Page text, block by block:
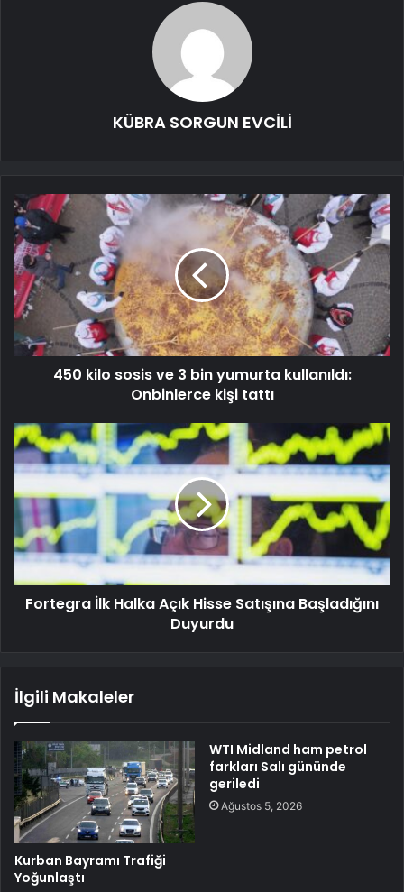
KÜBRA SORGUN EVCİLİ
450 kilo sosis ve 3 bin yumurta kullanıldı:
Onbinlerce kişi tattı
Fortegra İlk Halka Açık Hisse Satışına Başladığını
Duyurdu
İlgili Makaleler
Kurban Bayramı Trafiği
Yoğunlaştı
WTI Midland ham petrol
farkları Salı gününde
geriledi
Ağustos 5, 2026